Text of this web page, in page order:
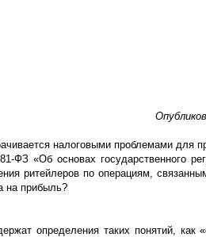
налоговыми проблемами для
«Об основах государственного
ритейлеров по операциям,
на прибыль?
определения таких понятий, как